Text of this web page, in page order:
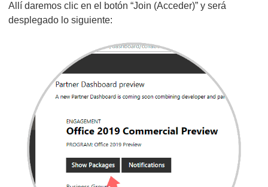
Allí daremos clic en el botón “Join (Acceder)” y será
desplegado lo siguiente: